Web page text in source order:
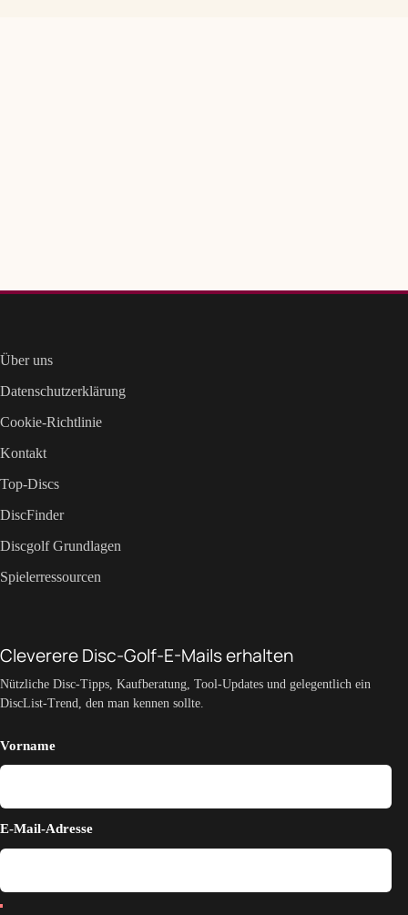
Über uns
Datenschutzerklärung
Cookie-Richtlinie
Kontakt
Top-Discs
DiscFinder
Discgolf Grundlagen
Spielerressourcen
Cleverere Disc-Golf-E-Mails erhalten
Nützliche Disc-Tipps, Kaufberatung, Tool-Updates und gelegentlich ein
DiscList-Trend, den man kennen sollte.
Vorname
E-Mail-Adresse